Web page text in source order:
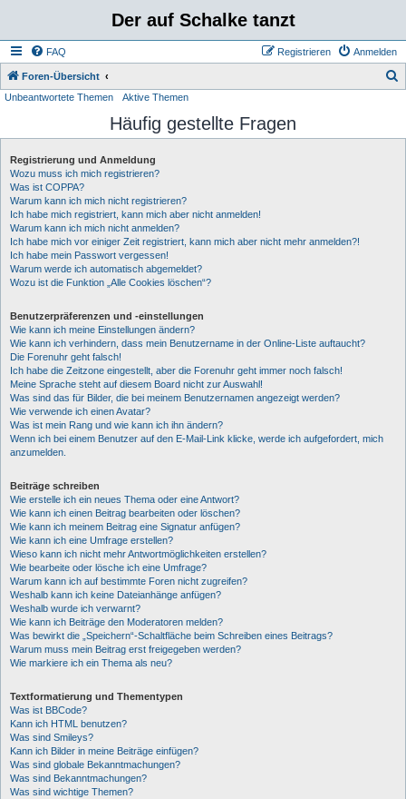
Der auf Schalke tanzt
FAQ Anmelden
Registrieren
Foren-Übersicht
h
Unbeantwortete Themen Aktive Themen
Häufig gestellte Fragen
Registrierung und Anmeldung
Wozu muss ich mich registrieren?
Was ist COPPA?
Warum kann ich mich nicht registrieren?
Ich habe mich registriert, kann mich aber nicht anmelden!
Warum kann ich mich nicht anmelden?
Ich habe mich vor einiger Zeit registriert, kann mich aber nicht mehr anmelden?!
Ich habe mein Passwort vergessen!
Warum werde ich automatisch abgemeldet?
Wozu ist die Funktion „Alle Cookies löschen“?
Benutzerpräferenzen und -einstellungen
Wie kann ich meine Einstellungen ändern?
Wie kann ich verhindern, dass mein Benutzername in der Online-Liste auftaucht?
Die Forenuhr geht falsch!
Ich habe die Zeitzone eingestellt, aber die Forenuhr geht immer noch falsch!
Meine Sprache steht auf diesem Board nicht zur Auswahl!
Was sind das für Bilder, die bei meinem Benutzernamen angezeigt werden?
Wie verwende ich einen Avatar?
Was ist mein Rang und wie kann ich ihn ändern?
Wenn ich bei einem Benutzer auf den E-Mail-Link klicke, werde ich aufgefordert, mich
anzumelden.
Beiträge schreiben
Wie erstelle ich ein neues Thema oder eine Antwort?
Wie kann ich einen Beitrag bearbeiten oder löschen?
Wie kann ich meinem Beitrag eine Signatur anfügen?
Wie kann ich eine Umfrage erstellen?
Wieso kann ich nicht mehr Antwortmöglichkeiten erstellen?
Wie bearbeite oder lösche ich eine Umfrage?
Warum kann ich auf bestimmte Foren nicht zugreifen?
Weshalb kann ich keine Dateianhänge anfügen?
Weshalb wurde ich verwarnt?
Wie kann ich Beiträge den Moderatoren melden?
Was bewirkt die „Speichern“-Schaltfläche beim Schreiben eines Beitrags?
Warum muss mein Beitrag erst freigegeben werden?
Wie markiere ich ein Thema als neu?
Textformatierung und Thementypen
Was ist BBCode?
Kann ich HTML benutzen?
Was sind Smileys?
Kann ich Bilder in meine Beiträge einfügen?
Was sind globale Bekanntmachungen?
Was sind Bekanntmachungen?
Was sind wichtige Themen?